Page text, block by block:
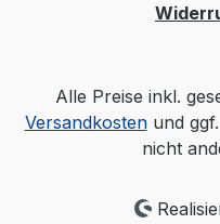
Alle Preise inkl.
Versandkostenund
nicht